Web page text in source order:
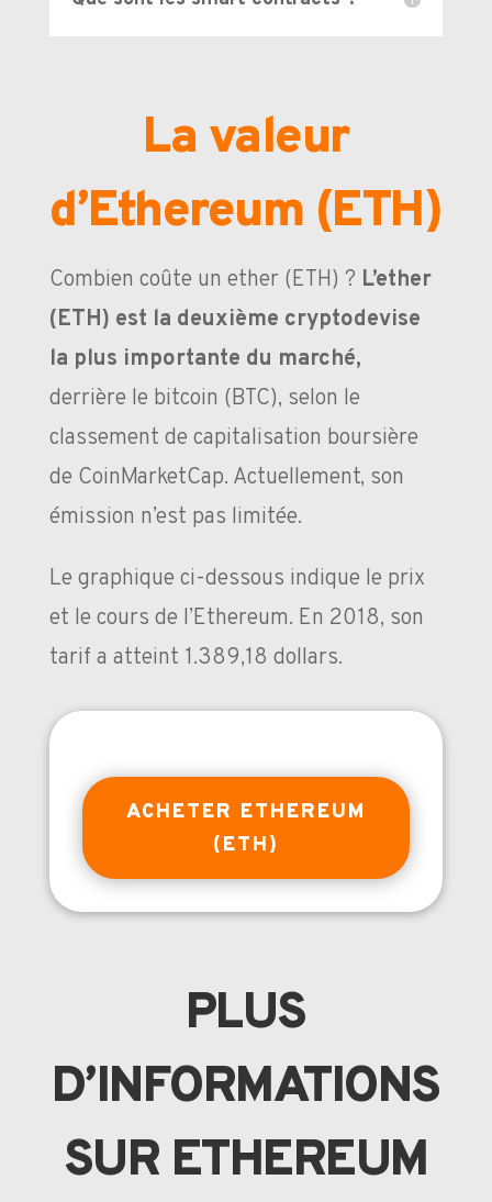
La valeur
d’Ethereum (ETH)
Combien coûte un ether (ETH) ? L’ether
(ETH) est la deuxième cryptodevise
la plus importante du marché,
derrière le bitcoin (BTC), selon le
classement de capitalisation boursière
de CoinMarketCap. Actuellement, son
émission n’est pas limitée.
Le graphique ci-dessous indique le prix
et le cours de l’Ethereum. En 2018, son
tarif a atteint 1.389,18 dollars.
ACHETER ETHEREUM
(ETH)
PLUS
D’INFORMATIONS
SUR ETHEREUM